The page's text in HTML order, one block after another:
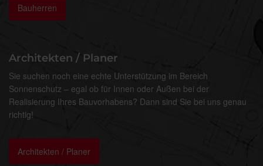
Bauherren
Architekten / Planer
Sie suchen noch eine echte Unterstützung im Bereich
Sonnenschutz – egal ob für Innen oder Außen bei der
Realisierung Ihres Bauvorhabens? Dann sind Sie bei uns genau
richtig!
Architekten / Planer